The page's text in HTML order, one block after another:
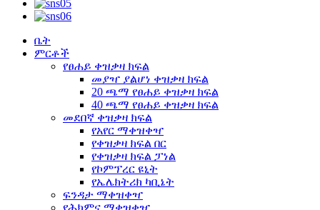
ቤት
ምርቶች
የፀሐይ ቀዝቃዛ ክፍል
መያዣ ያልሆነ ቀዝቃዛ ክፍል
20 ጫማ የፀሐይ ቀዝቃዛ ክፍል
40 ጫማ የፀሐይ ቀዝቃዛ ክፍል
መደበኛ ቀዝቃዛ ክፍል
የአየር ማቀዝቀዣ
የቀዝቃዛ ክፍል በር
የቀዝቃዛ ክፍል ፓነል
የኮምፕረር ዩኒት
የኤሌክትሪክ ካቢኔት
ፍንዳታ ማቀዝቀዣ
የሕክምና ማቀዝቀዣ